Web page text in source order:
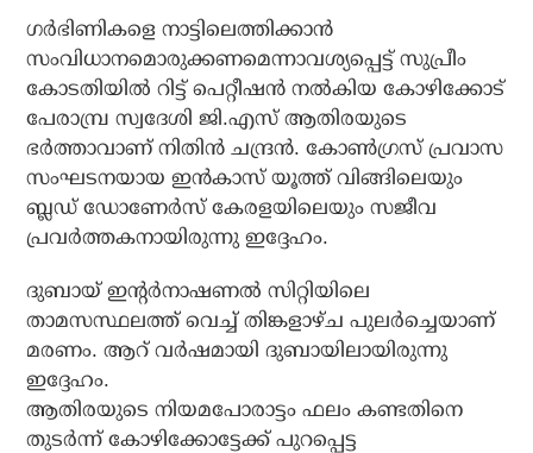
ഗര്‍ഭിണികളെ നാട്ടിലെത്തിക്കാന്‍
സംവിധാനമൊരുക്കണമെന്നാവശ്യപ്പെട്ട് സുപ്രീം
കോടതിയില്‍ റിട്ട് പെറ്റീഷന്‍ നല്‍കിയ കോഴിക്കോട്
പേരാമ്പ്ര സ്വദേശി ജി.എസ് ആതിരയുടെ
ഭര്‍ത്താവാണ് നിതിന്‍ ചന്ദ്രന്‍. കോണ്‍ഗ്രസ് പ്രവാസ
സംഘടനയായ ഇന്‍കാസ് യൂത്ത് വിങ്ങിലെയും
ബ്ലഡ് ഡോണേര്‍സ് കേരളയിലെയും സജീവ
പ്രവര്‍ത്തകനായിരുന്നു ഇദ്ദേഹം.
ദുബായ് ഇന്റര്‍നാഷണല്‍ സിറ്റിയിലെ
താമസസ്ഥലത്ത് വെച്ച് തിങ്കളാഴ്ച പുലര്‍ച്ചെയാണ്
മരണം. ആറ് വര്‍ഷമായി ദുബായിലായിരുന്നു
ഇദ്ദേഹം.
ആതിരയുടെ നിയമപോരാട്ടം ഫലം കണ്ടതിനെ
തുടര്‍ന്ന് കോഴിക്കോട്ടേക്ക് പുറപ്പെട്ട